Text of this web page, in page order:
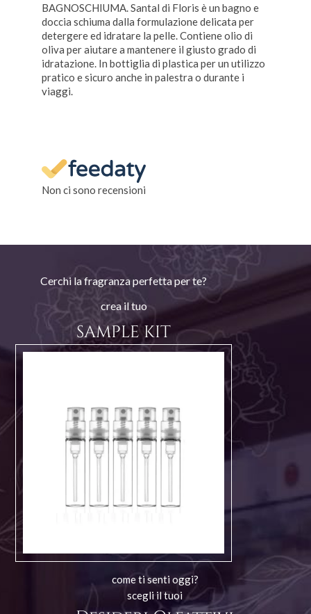
BAGNOSCHIUMA. Santal di Floris è un bagno e
doccia schiuma dalla formulazione delicata per
detergere ed idratare la pelle. Contiene olio di
oliva per aiutare a mantenere il giusto grado di
idratazione. In bottiglia di plastica per un utilizzo
pratico e sicuro anche in palestra o durante i
viaggi.
Non ci sono recensioni
Cerchi la fragranza perfetta per te?
crea il tuo
SAMPLE KIT
come ti senti oggi?
scegli il tuoi